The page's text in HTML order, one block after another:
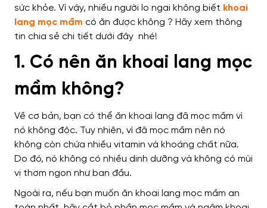
sức khỏe. Vì vậy, nhiều người lo ngại không biết khoai
lang mọc mầm có ăn được không ? Hãy xem thông
tin chia sẻ chi tiết dưới đây nhé!
1. Có nên ăn khoai lang mọc
mầm không?
Về cơ bản, bạn có thể ăn khoai lang đã mọc mầm vì
nó không độc. Tuy nhiên, vì đã mọc mầm nên nó
không còn chứa nhiều vitamin và khoáng chất nữa.
Do đó, nó không có nhiều dinh dưỡng và không có mùi
vị thơm ngon như ban đầu.
Ngoài ra, nếu bạn muốn ăn khoai lang mọc mầm an